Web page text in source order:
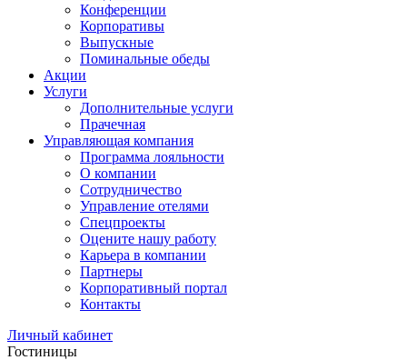
Конференции
Корпоративы
Выпускные
Поминальные обеды
Акции
Услуги
Дополнительные услуги
Прачечная
Управляющая компания
Программа лояльности
О компании
Сотрудничество
Управление отелями
Спецпроекты
Оцените нашу работу
Карьера в компании
Партнеры
Корпоративный портал
Контакты
Личный кабинет
Гостиницы